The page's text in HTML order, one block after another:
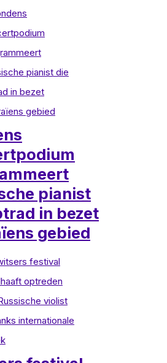
pianist
in bezet
gebied